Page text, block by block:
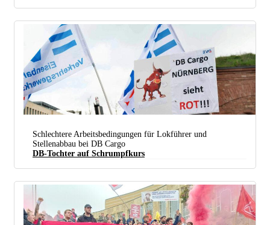
Laut Hessens Finanzminister Alexander Lorz (CDU) sind „Abstriche und Fokussierungen“ bei
den Ausgaben im Landes­haushalt unumgänglich. (Foto: Felix Schmitt)
EVG-Bayern auf der Kundgebung „Wir sehen rot!“ (Mainz, 14. März 2024). (Foto: EVG)
Schlechtere Arbeitsbedingungen für Lokführer und
Stellenabbau bei DB Cargo
DB-Tochter auf Schrumpfkurs